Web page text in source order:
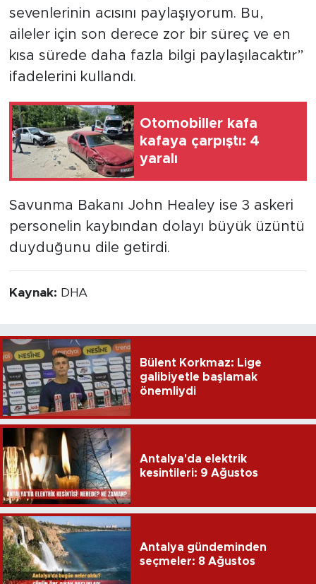
sevenlerinin acısını paylaşıyorum. Bu,
aileler için son derece zor bir süreç ve en
kısa sürede daha fazla bilgi paylaşılacaktır”
ifadelerini kullandı.
Otomobiller kafa
kafaya çarpıştı: 4
yaralı
Savunma Bakanı John Healey ise 3 askeri
personelin kaybından dolayı büyük üzüntü
duyduğunu dile getirdi.
Kaynak: DHA
Bülent Korkmaz: Lige
galibiyetle başlamak
önemliydi
Antalya'da elektrik
kesintileri: 9 Ağustos
Antalya gündeminden
seçmeler: 8 Ağustos